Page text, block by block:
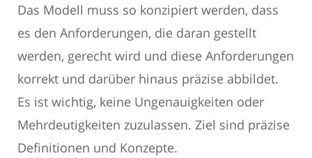
Das Modell muss so konzipiert werden, dass
es den Anforderungen, die daran gestellt
werden, gerecht wird und diese Anforderungen
korrekt und darüber hinaus präzise abbildet.
Es ist wichtig, keine Ungenauigkeiten oder
Mehrdeutigkeiten zuzulassen. Ziel sind präzise
Definitionen und Konzepte.